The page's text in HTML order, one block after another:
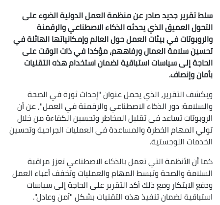
سلط تقرير جديد صادر عن منظمة العمل الدولية الضوء على
التحول العميق الذي يحدثه الذكاء الاصطناعي والرقمنة
والروبوتات في بيئات العمل حول العالم وإمكانياتها الهائلة في
تحسين سلامة العمال ورفاههم، مؤكدا في ذات الوقت على
الحاجة إلى سياسات استباقية لضمان استخدام هذه التقنيات
بأمان وإنصاف.
ويكشف التقرير، الذي يحمل عنوان "إحداث ثورة في الصحة
والسلامة: دور الذكاء الاصطناعي والرقمنة في العمل"، عن أن
الروبوتات تساعد في تقليل المخاطر وتحسين الكفاءة من خلال
تولي المهام الخطرة والمساعدة في العمليات الجراحية وتحسين
الخدمات اللوجستية.
كما أن الأنظمة التي تعمل بالذكاء الاصطناعي تعزز مراقبة
السلامة والصحة وتبسط المهام والعمليات وتخفف أعباء العمل
ودفع الابتكار ومع ذلك أكد التقرير على الحاجة إلى سياسات
استباقية لضمان تنفيذ هذه التقنيات بشكل "آمن وعادل".